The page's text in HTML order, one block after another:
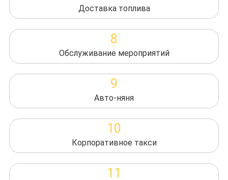
Доставка топлива
8
Обслуживание мероприятий
9
Авто-няня
10
Корпоративное такси
11